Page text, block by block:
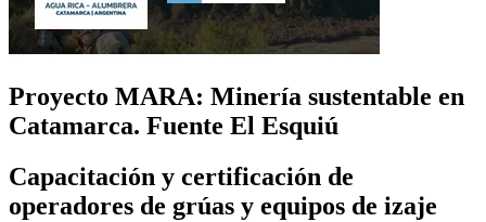
Proyecto MARA: Minería sustentable en
Catamarca. Fuente El Esquiú
Capacitación y certificación de
operadores de grúas y equipos de izaje